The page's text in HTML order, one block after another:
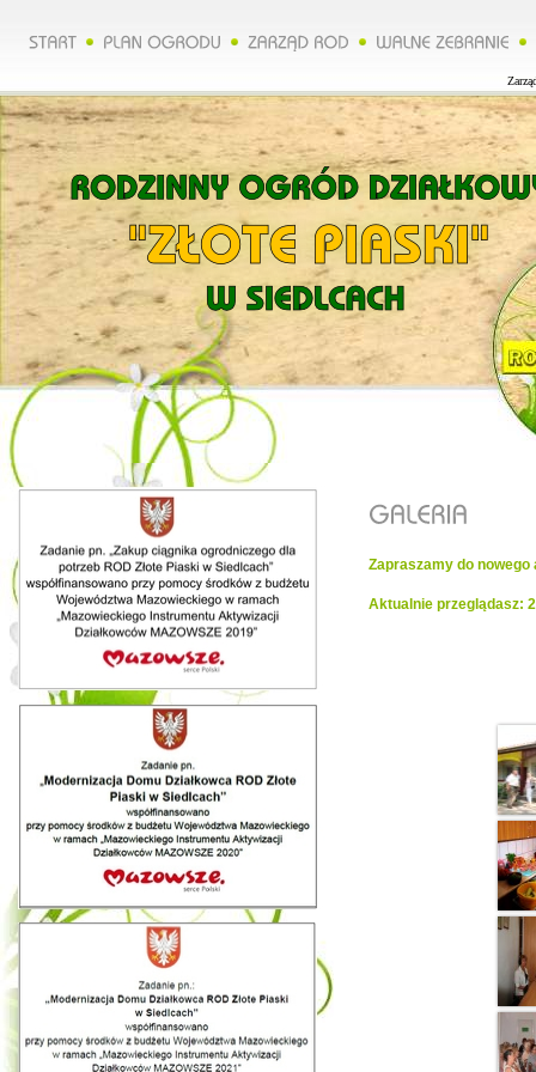
Zapraszamy do nowego
Aktualnie przeglądasz: